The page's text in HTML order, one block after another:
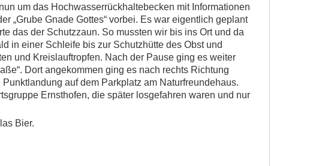
um das Hochwasserrückhaltebecken mit Informationen
„Grube Gnade Gottes“ vorbei. Es war eigentlich geplant
das der Schutzzaun. So mussten wir bis ins Ort und da
in einer Schleife bis zur Schutzhütte des Obst und
und Kreislauftropfen. Nach der Pause ging es weiter
Dort angekommen ging es nach rechts Richtung
auf dem Parkplatz am Naturfreundehaus.
Ernsthofen, die später losgefahren waren und nur
Bier.